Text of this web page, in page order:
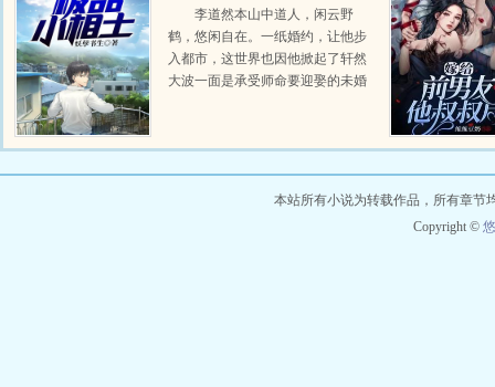
李道然本山中道人，闲云野
鹤，悠闲自在。一纸婚约，让他步
入都市，这世界也因他掀起了轩然
大波一面是承受师命要迎娶的未婚
山，要护我所爱，镇我国威！...
本站所有小说为转载作品，所有章节
Copyright ©